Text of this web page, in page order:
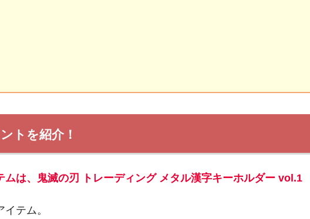
トを紹介！
ムは、鬼滅の刃 トレーディング メタル漢字キーホルダー vol.1
テム。